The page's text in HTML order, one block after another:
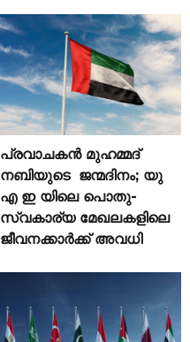
പ്രവാചകൻ മുഹമ്മദ്
നബിയുടെ ജന്മദിനം; യു
എ ഇ യിലെ പൊതു-
സ്വകാര്യ മേഖലകളിലെ
ജീവനക്കാർക്ക് അവധി